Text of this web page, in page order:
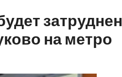
затруднен
на метро